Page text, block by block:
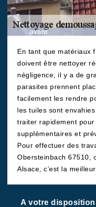
En tant que matériaux
doivent être nettoyer
négligence, il y a de
parasites prennent
facilement les rendre
les tuiles sont
traiter rapidement
supplémentaires et
Pour effectuer des
Obersteinbach 67510,
Alsace, c’est la
A votre